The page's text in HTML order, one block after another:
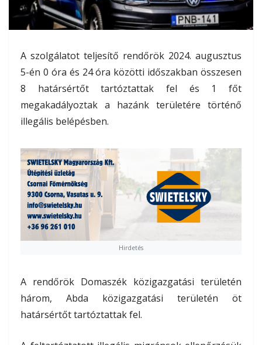
A szolgálatot teljesítő rendőrök 2024. augusztus
5-én 0 óra és 24 óra közötti időszakban összesen
8 határsértőt tartóztattak fel és 1 főt
megakadályoztak a hazánk területére történő
illegális belépésben.
Hirdetés
A rendőrök Domaszék közigazgatási területén
három, Abda közigazgatási területén öt
határsértőt tartóztattak fel.